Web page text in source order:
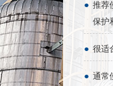
● 推荐
保护
● 很适
● 通常